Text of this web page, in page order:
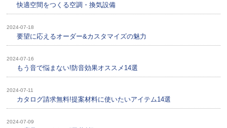
快適空間をつくる空調・換気設備
2024-07-18
要望に応えるオーダー&カスタマイズの魅力
2024-07-16
もう音で悩まない!防音効果オススメ14選
2024-07-11
カタログ請求無料!提案材料に使いたいアイテム14選
2024-07-09